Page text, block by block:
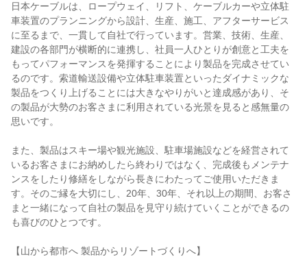
日本ケーブルは、ロープウェイ、リフト、ケーブルカーや立体駐
車装置のプランニングから設計、生産、施工、アフターサービス
に至るまで、一貫して自社で行っています。営業、技術、生産、
建設の各部門が横断的に連携し、社員一人ひとりが創意と工夫を
もってパフォーマンスを発揮することにより製品を完成させてい
るのです。索道輸送設備や立体駐車装置といったダイナミックな
製品をつくり上げることには大きなやりがいと達成感があり、そ
の製品が大勢のお客さまに利用されている光景を見ると感無量の
思いです。
また、製品はスキー場や観光施設、駐車場施設などを経営されて
いるお客さまにお納めしたら終わりではなく、完成後もメンテナ
ンスをしたり修繕をしながら長きにわたってご使用いただきま
す。そのご縁を大切にし、20年、30年、それ以上の期間、お客さ
まと一緒になって自社の製品を見守り続けていくことができるの
も喜びのひとつです。
【山から都市へ 製品からリゾートづくりへ】